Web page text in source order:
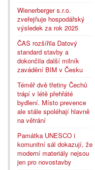
Wienerberger s.r.o.
zveřejňuje hospodářský
výsledek za rok 2025
ČAS rozšířila Datový
standard stavby a
dokončila další milník
zavádění BIM v Česku
Téměř dvě třetiny Čechů
trápí v létě přehřáté
bydlení. Místo prevence
ale stále spoléhají hlavně
na větrání
Památka UNESCO i
komunitní sál dokazují, že
moderní materiály nejsou
jen pro novostavby